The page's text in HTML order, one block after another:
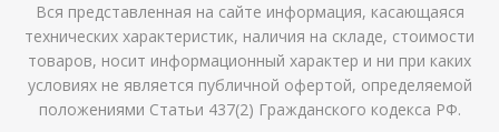
Вся представленная на сайте информация, касающаяся
технических характеристик, наличия на складе, стоимости
товаров, носит информационный характер и ни при каких
условиях не является публичной офертой, определяемой
положениями Статьи 437(2) Гражданского кодекса РФ.